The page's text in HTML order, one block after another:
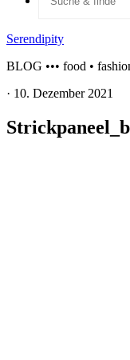
Serendipity
BLOG ••• food •
· 10. Dezember 2021